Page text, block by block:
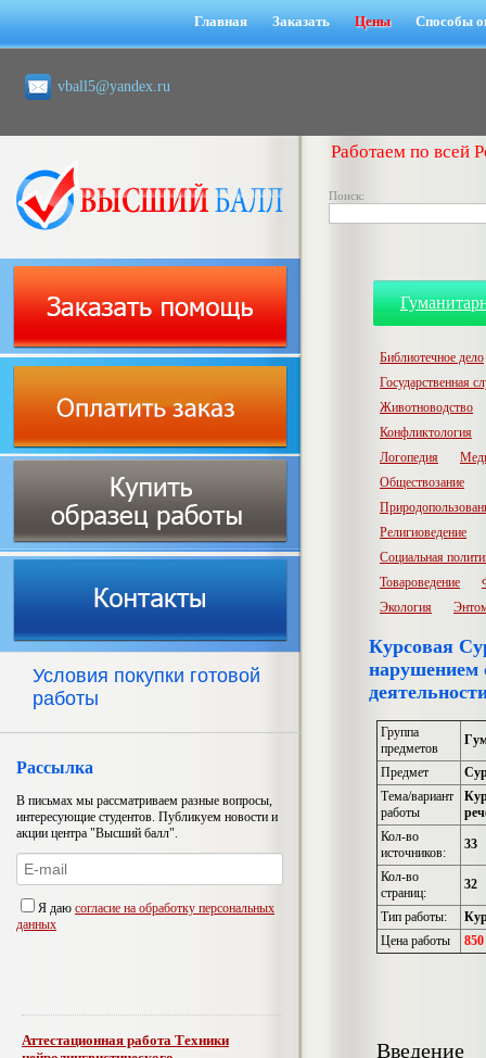
Главная Заказать Цены Способы
vball5@yandex.ru
Работаем по всей
Поиск:
Условия покупки готовой
работы
Рассылка
В письмах мы рассматриваем разные вопросы,
интересующие студентов. Публикуем новости и
акции центра "Высший балл".
Я даю согласие на обработку персональных
данных
Аттестационная работа Техники
Библиотечное дело
Государственная
Животноводство
Конфликтология
Логопедия
Обществозание
Религиоведение
Социальная
Товароведение
Экология
Курсовая
нарушением
Группа
предметов
Предмет
Тема/вариант
работы
Кол-во
источников:
33
Кол-во
страниц:
32
Тип работы:
Цена работы
Введение